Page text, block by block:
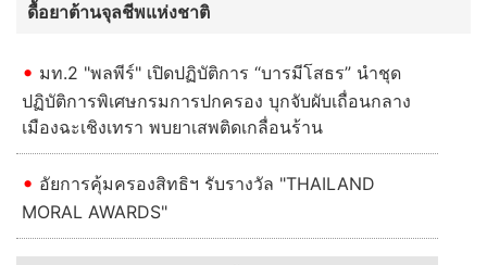
ดื้อยาต้านจุลชีพแห่งชาติ
มท.2 "พลพีร์" เปิดปฏิบัติการ “บารมีโสธร” นำชุด
ปฏิบัติการพิเศษกรมการปกครอง บุกจับผับเถื่อนกลาง
เมืองฉะเชิงเทรา พบยาเสพติดเกลื่อนร้าน
อัยการคุ้มครองสิทธิฯ รับรางวัล "THAILAND
MORAL AWARDS"